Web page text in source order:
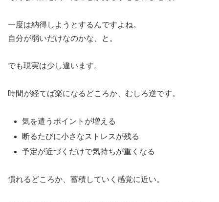
一度は納得しようとするんですよね。
自分が弱いだけなのかな、と。
でも現実は少し違います。
時間が経てば楽になるどころか、むしろ逆です。
気を遣うポイントが増える
断るたびに小さなストレスが残る
予定が近づくだけで気持ちが重くなる
慣れるどころか、蓄積していく感覚に近い。